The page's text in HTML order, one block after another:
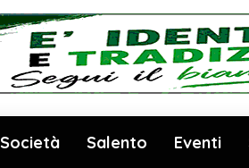
Società Salento Eventi